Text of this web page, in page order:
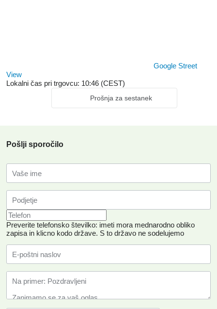
Google Street
View
Lokalni čas pri trgovcu: 10:46 (CEST)
Prošnja za sestanek
Pošlji sporočilo
Preverite telefonsko številko: imeti mora mednarodno obliko
zapisa in klicno kodo države. S to državo ne sodelujemo